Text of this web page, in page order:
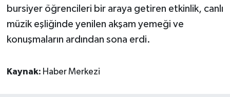
bursiyer öğrencileri bir araya getiren etkinlik, canlı
müzik eşliğinde yenilen akşam yemeği ve
konuşmaların ardından sona erdi.
Kaynak: Haber Merkezi